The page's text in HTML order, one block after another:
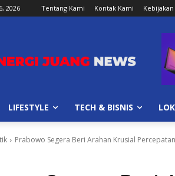
2026 Tentang Kami Kontak Kami
LIFESTYLE TECH & BISNIS
Prabowo Segera Beri Arahan Krusial